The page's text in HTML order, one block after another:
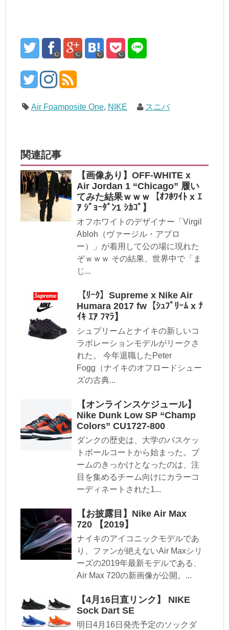
Air Foamposite One, NIKE スニバ
関連記事
【画像あり】OFF-WHITE x
Air Jordan 1 “Chicago” 履い
てみた結果ｗｗｗ【ｵﾌﾎﾜｲﾄ x ｴ
ｱ ｼﾞｮｰﾀﾞﾝ1 ｼｶｺﾞ】
オフホワイトのデザイナー「Virgil
Abloh（ヴァージル・アブロ
ー）」が着用して公の場に現れた
ぞｗｗｗ その結果、世界中で「ま
じ...
【ﾘｰｸ】Supreme x Nike Air
Humara 2017 fw【ｼｭﾌﾟﾘｰﾑ x ﾅ
ｲｷ ｴｱ ﾌﾏﾗ】
シュプリームとナイキの新しいコ
ラボレーションモデルがリークさ
れた。 今年退職したPeter
Fogg（ナイキのオフロードシュー
ズの古典...
【オンラインスケジュール】
Nike Dunk Low SP “Champ
Colors” CU1727-800​​​​​​​
ダンクの歴史は、大学のバスケッ
トボールコートから始まった。ブ
ームのきっかけとなったのは、注
目を集めるチーム向けにカラーコ
ーディネートされた1...
【お披露目】Nike Air Max
720 【2019】
ナイキのアイコニックモデルであ
り、ファンが絶えないAir Maxシリ
ーズの2019年最新モデルである、
Air Max 720の新画像が公開。...
【4月16日直リンク】 NIKE
Sock Dart SE
明日4月16日発売予定のソックダ